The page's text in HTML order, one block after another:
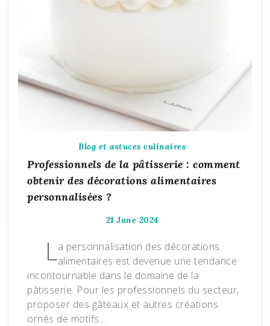
Blog et astuces culinaires
Professionnels de la pâtisserie : comment
obtenir des décorations alimentaires
personnalisées ?
21 June 2024
La personnalisation des décorations
alimentaires est devenue une tendance
incontournable dans le domaine de la
pâtisserie. Pour les professionnels du secteur,
proposer des gâteaux et autres créations
ornés de motifs…